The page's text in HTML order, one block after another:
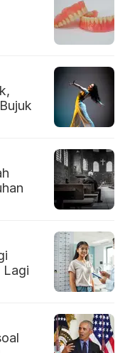
Lagi